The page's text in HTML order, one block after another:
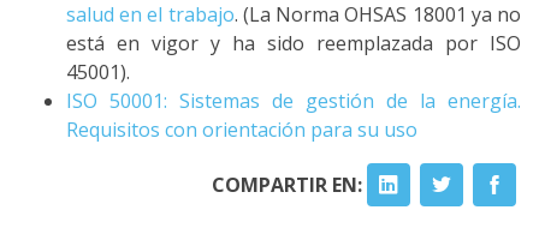
salud en el trabajo. (La Norma OHSAS 18001 ya no
está en vigor y ha sido reemplazada por ISO
45001).
ISO 50001: Sistemas de gestión de la energía.
Requisitos con orientación para su uso
COMPARTIR EN: